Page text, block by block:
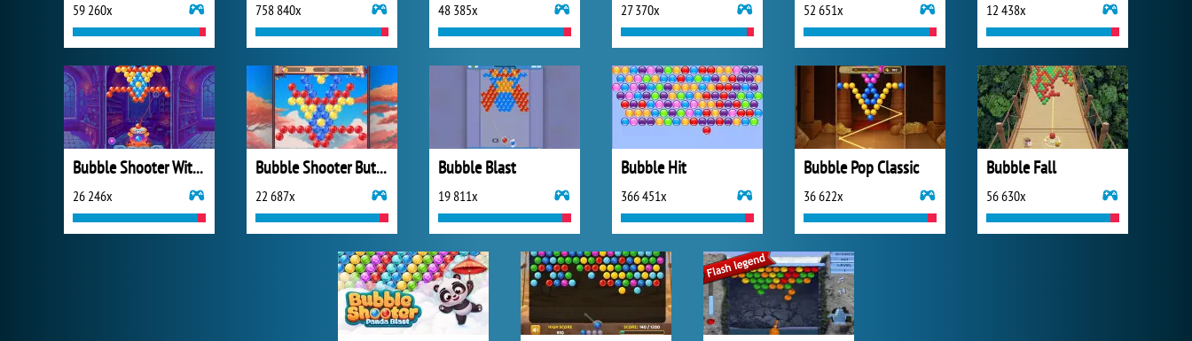
59 260x 758 840x 48 385x 27 370x 52 651x 12 438x
Bubble Shooter Witch Tower
26 246x
Bubble Shooter Butterfly
22 687x
Bubble Blast
19 811x
Bubble Hit
366 451x
Bubble Pop Classic
36 622x
Bubble Fall
56 630x